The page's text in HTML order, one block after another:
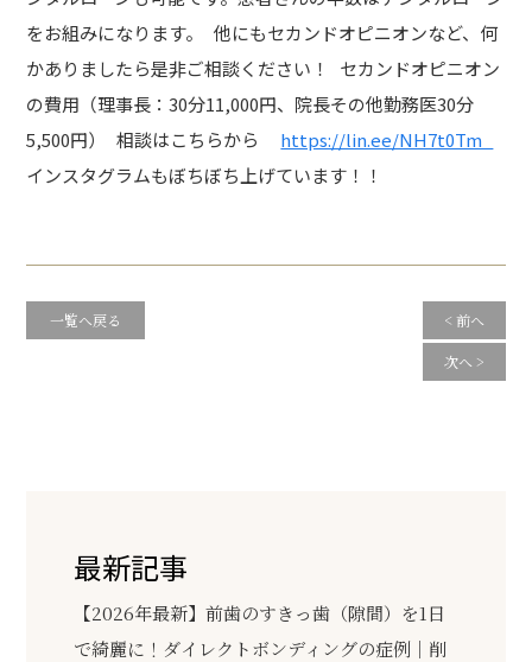
をお組みになります。 他にもセカンドオピニオンなど、何
かありましたら是非ご相談ください！ セカンドオピニオン
の費用（理事長：30分11,000円、院長その他勤務医30分
5,500円） 相談はこちらから https://lin.ee/NH7t0Tm
インスタグラムもぼちぼち上げています！！
一覧へ戻る < 前へ
次へ >
最新記事
【2026年最新】前歯のすきっ歯（隙間）を1日
で綺麗に！ダイレクトボンディングの症例｜削